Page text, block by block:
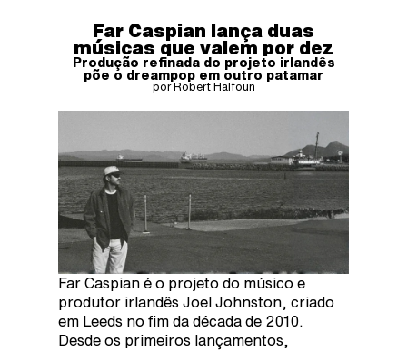
Far Caspian lança duas
músicas que valem por dez
Produção refinada do projeto irlandês
põe o dreampop em outro patamar
por Robert Halfoun
Far Caspian é o projeto do músico e
produtor irlandês Joel Johnston, criado
em Leeds no fim da década de 2010.
Desde os primeiros lançamentos,